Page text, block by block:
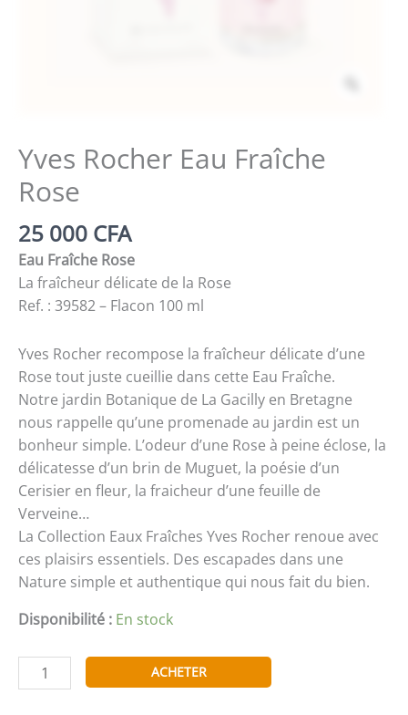
Yves Rocher Eau Fraîche
Rose
25 000 CFA
Eau Fraîche Rose
La fraîcheur délicate de la Rose
Ref. : 39582 – Flacon 100 ml
Yves Rocher recompose la fraîcheur délicate d’une
Rose tout juste cueillie dans cette Eau Fraîche.
Notre jardin Botanique de La Gacilly en Bretagne
nous rappelle qu’une promenade au jardin est un
bonheur simple. L’odeur d’une Rose à peine éclose, la
délicatesse d’un brin de Muguet, la poésie d’un
Cerisier en fleur, la fraicheur d’une feuille de
Verveine…
La Collection Eaux Fraîches Yves Rocher renoue avec
ces plaisirs essentiels. Des escapades dans une
Nature simple et authentique qui nous fait du bien.
Disponibilité : En stock
quantité
de
ACHETER